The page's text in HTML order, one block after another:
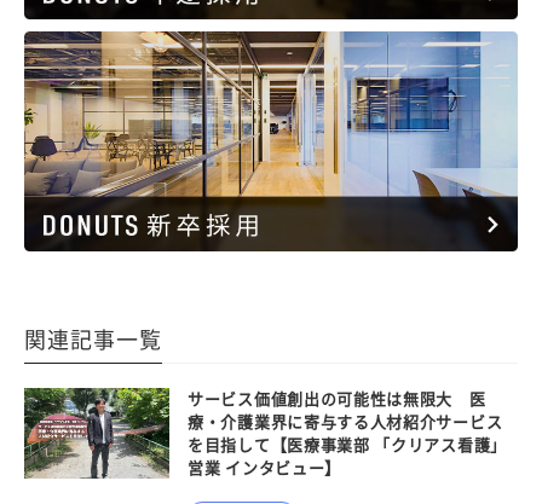
関連記事一覧
サービス価値創出の可能性は無限大 医
療・介護業界に寄与する人材紹介サービス
を目指して【医療事業部 「クリアス看護」
営業 インタビュー】